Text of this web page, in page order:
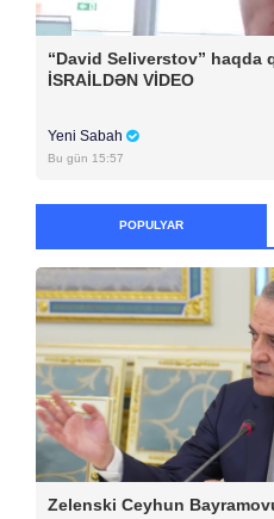
“David Seliverstov” haqda
İSRAİLDƏN VİDEO
Yeni Sabah
Bu gün 15:57
POPULYAR
Zelenski Ceyhun